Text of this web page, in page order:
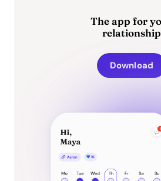
The app for
relationship
Download